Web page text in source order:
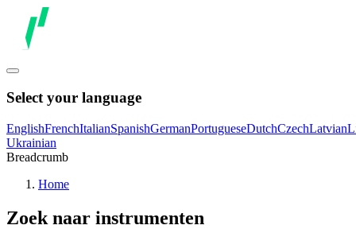
Select your language
EnglishFrenchItalianSpanishGermanPortugueseDutchCzechLatvian
Ukrainian
Breadcrumb
Home
Zoek naar instrumenten